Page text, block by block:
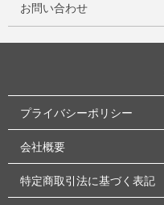
お問い合わせ
プライバシーポリシー
会社概要
特定商取引法に基づく表記